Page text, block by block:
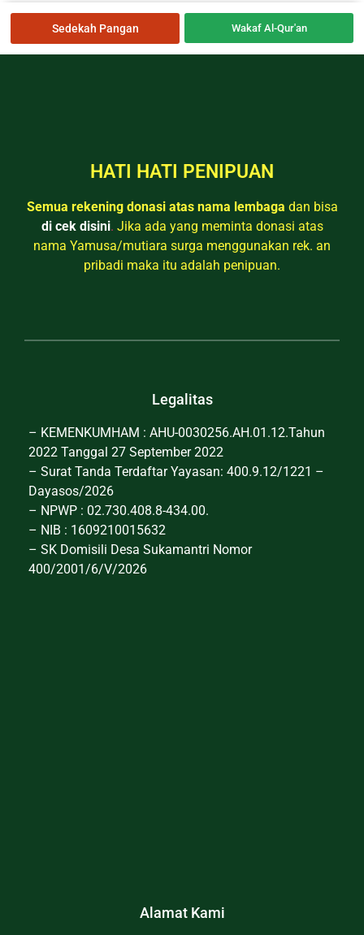
Sedekah Pangan Wakaf Al-Qur'an
HATI HATI PENIPUAN
Semua rekening donasi atas nama lembaga dan bisa
di cek disini. Jika ada yang meminta donasi atas
nama Yamusa/mutiara surga menggunakan rek. an
pribadi maka itu adalah penipuan.
Legalitas
– KEMENKUMHAM : AHU-0030256.AH.01.12.Tahun
2022 Tanggal 27 September 2022
– Surat Tanda Terdaftar Yayasan: 400.9.12/1221 –
Dayasos/2026
– NPWP : 02.730.408.8-434.00.
– NIB : 1609210015632
– SK Domisili Desa Sukamantri Nomor
400/2001/6/V/2026
Alamat Kami